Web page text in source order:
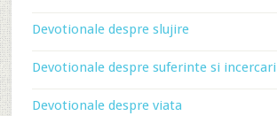
Devotionale despre slujire
Devotionale despre suferinte si incercari
Devotionale despre viata